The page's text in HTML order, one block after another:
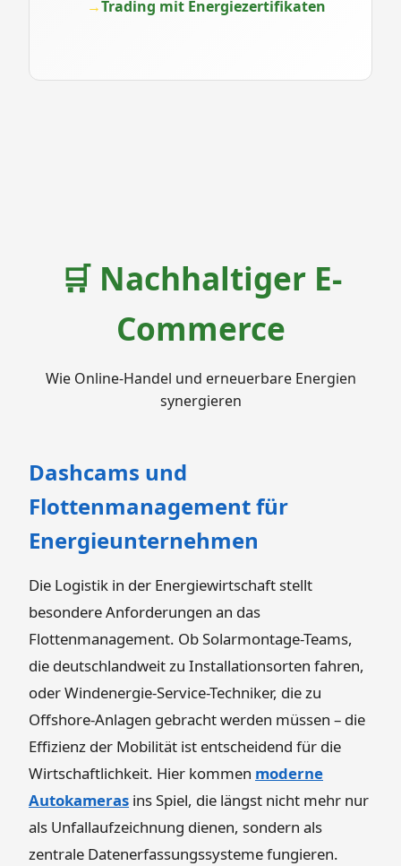
Trading mit Energiezertifikaten
🛒 Nachhaltiger E-
Commerce
Wie Online-Handel und erneuerbare Energien
synergieren
Dashcams und
Flottenmanagement für
Energieunternehmen
Die Logistik in der Energiewirtschaft stellt
besondere Anforderungen an das
Flottenmanagement. Ob Solarmontage-Teams,
die deutschlandweit zu Installationsorten fahren,
oder Windenergie-Service-Techniker, die zu
Offshore-Anlagen gebracht werden müssen – die
Effizienz der Mobilität ist entscheidend für die
Wirtschaftlichkeit. Hier kommen moderne
Autokameras ins Spiel, die längst nicht mehr nur
als Unfallaufzeichnung dienen, sondern als
zentrale Datenerfassungssysteme fungieren.